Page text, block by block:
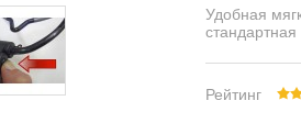
Удобная
стандартная
Рейтинг